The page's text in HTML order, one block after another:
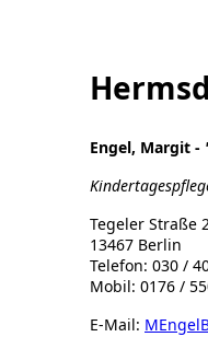
Engel, Margit -
Tegeler Straße
13467 Berlin
Telefon: 030 /
Mobil: 0176 /
E-Mail: